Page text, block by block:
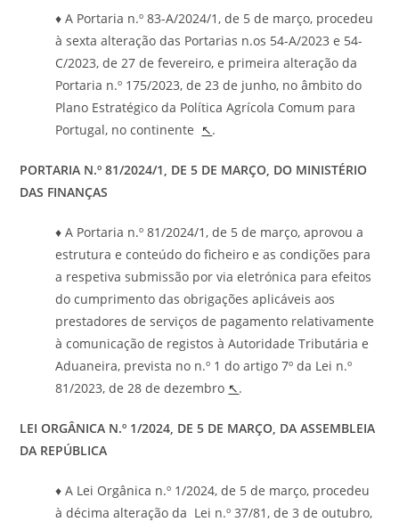
♦ A Portaria n.º 83-A/2024/1, de 5 de março, procedeu
à sexta alteração das Portarias n.os 54-A/2023 e 54-
C/2023, de 27 de fevereiro, e primeira alteração da
Portaria n.º 175/2023, de 23 de junho, no âmbito do
Plano Estratégico da Política Agrícola Comum para
Portugal, no continente ↖.
PORTARIA N.º 81/2024/1, DE 5 DE MARÇO, DO MINISTÉRIO
DAS FINANÇAS
♦ A Portaria n.º 81/2024/1, de 5 de março, aprovou a
estrutura e conteúdo do ficheiro e as condições para
a respetiva submissão por via eletrónica para efeitos
do cumprimento das obrigações aplicáveis aos
prestadores de serviços de pagamento relativamente
à comunicação de registos à Autoridade Tributária e
Aduaneira, prevista no n.º 1 do artigo 7º da Lei n.º
81/2023, de 28 de dezembro ↖.
LEI ORGÂNICA N.º 1/2024, DE 5 DE MARÇO, DA ASSEMBLEIA
DA REPÚBLICA
♦ A Lei Orgânica n.º 1/2024, de 5 de março, procedeu
à décima alteração da Lei n.º 37/81, de 3 de outubro,